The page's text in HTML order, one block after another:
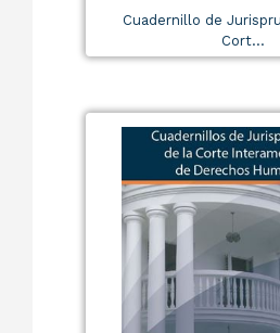
Cuadernillo de
Cort...